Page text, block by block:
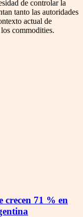
de controlar la
tanto las autoridades
actual de
commodities.
crecen 71 % en